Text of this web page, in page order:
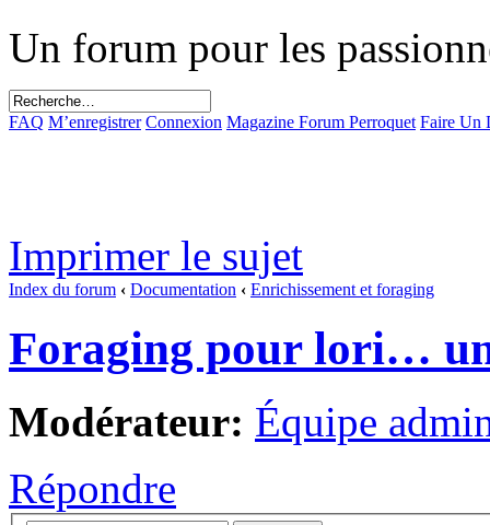
Un forum pour les
FAQ M’enregistrer Connexion Magazine Forum Perroquet Faire Un
Imprimer le sujet
Index du forum ‹ Documentation ‹ Enrichissement et foraging
Foraging pour lori…
Modérateur: Équipe
Répondre